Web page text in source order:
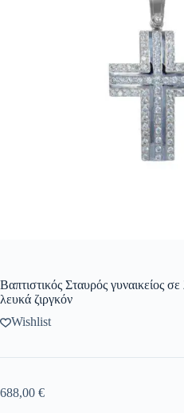
Βαπτιστικός Σταυρός γυναικείος
λευκά ζιργκόν
Wishlist
688,00 €